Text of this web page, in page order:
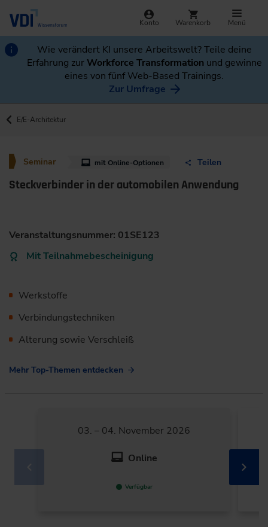
Konto Warenkorb Menü
Wie verändert KI unsere Arbeitswelt? Teile deine
Erfahrung zurWorkforce Transformation und gewinne
eines von fünf Web-Based Trainings.
Zur Umfrage
E/E-Architektur
Seminar mit Online-Optionen Teilen
Steckverbinder in der automobilen Anwendung
Veranstaltungsnummer: 01SE123
Mit Teilnahmebescheinigung
Werkstoffe
Verbindungstechniken
Alterung sowie Verschleiß
Mehr Top-Themen entdecken
03. – 04. November 2026
Online
Verfügbar